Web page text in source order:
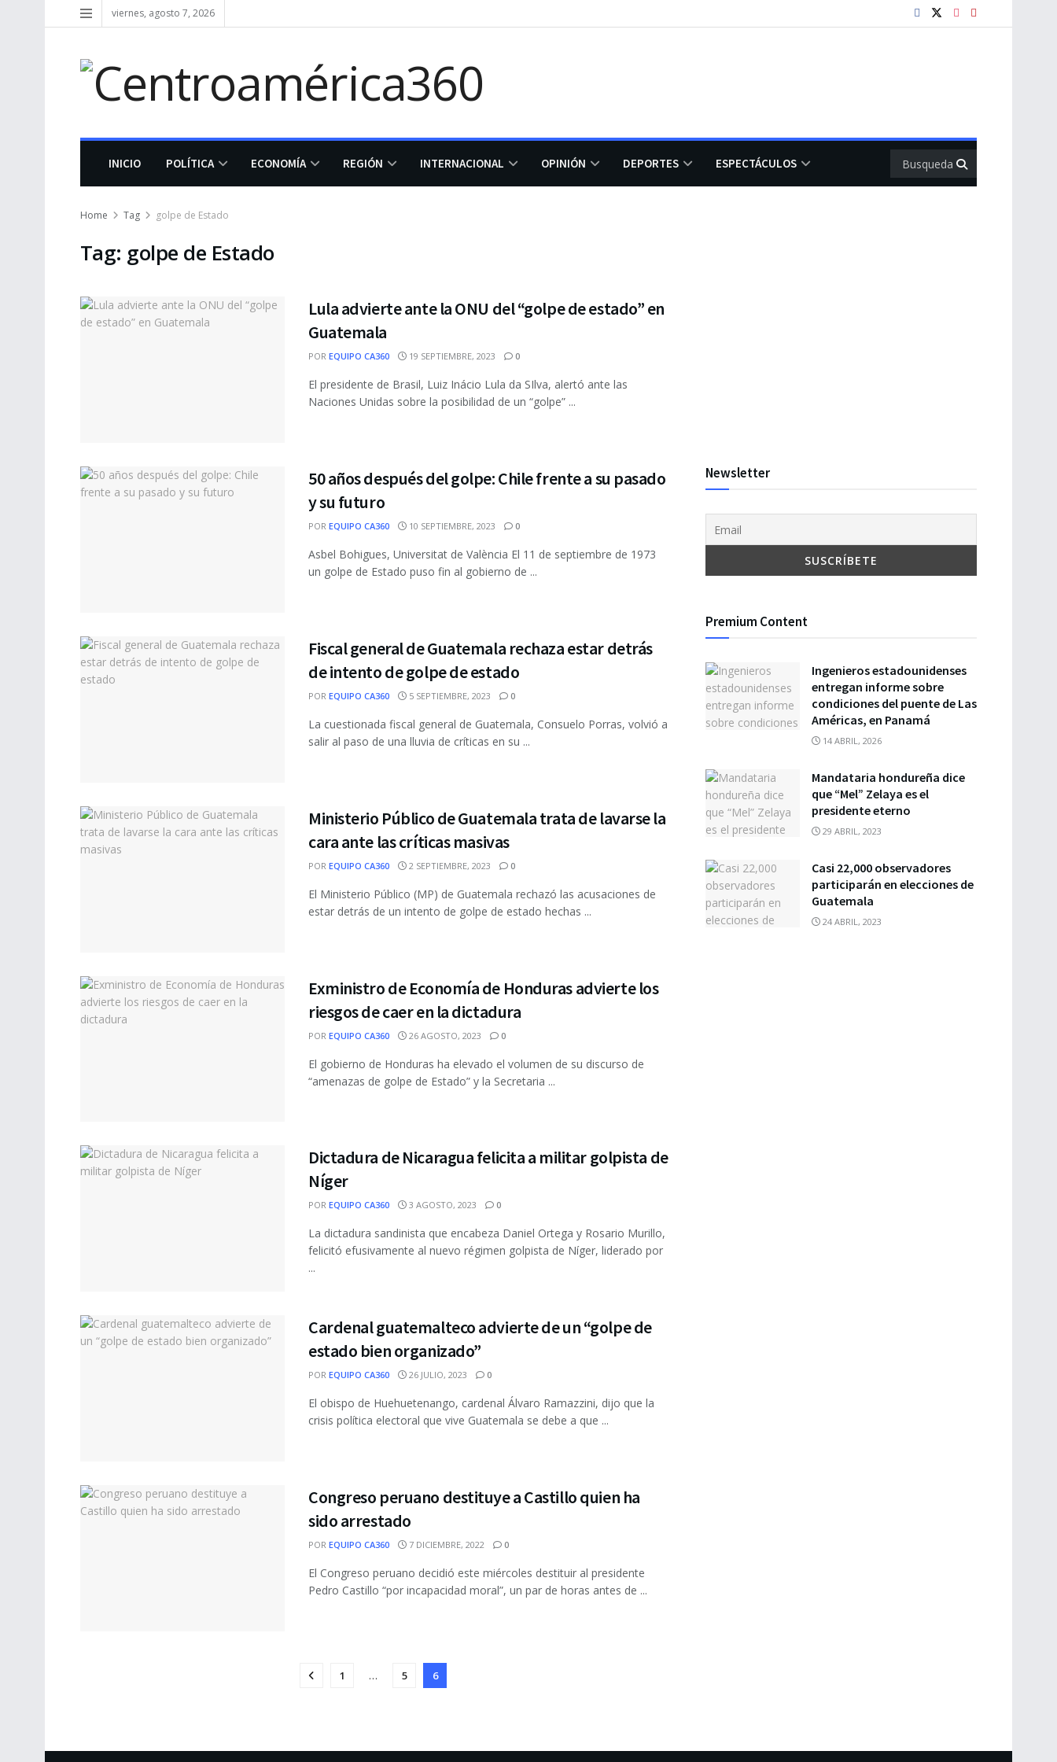
viernes, agosto 7, 2026
INICIO POLÍTICA ECONOMÍA REGIÓN INTERNACIONAL OPINIÓN DEPORTES ESPECTÁCULOS
Home Tag golpe de Estado
Tag: golpe de Estado
Lula advierte ante la ONU del “golpe de estado” en
Guatemala
POR EQUIPO CA360 19 SEPTIEMBRE, 2023 0
El presidente de Brasil, Luiz Inácio Lula da SIlva, alertó ante las
Naciones Unidas sobre la posibilidad de un “golpe” ...
50 años después del golpe: Chile frente a su pasado
y su futuro
POR EQUIPO CA360 10 SEPTIEMBRE, 2023 0
Asbel Bohigues, Universitat de València El 11 de septiembre de 1973
un golpe de Estado puso fin al gobierno de ...
Fiscal general de Guatemala rechaza estar detrás
de intento de golpe de estado
POR EQUIPO CA360 5 SEPTIEMBRE, 2023 0
La cuestionada fiscal general de Guatemala, Consuelo Porras, volvió a
salir al paso de una lluvia de críticas en su ...
Ministerio Público de Guatemala trata de lavarse la
cara ante las críticas masivas
POR EQUIPO CA360 2 SEPTIEMBRE, 2023 0
El Ministerio Público (MP) de Guatemala rechazó las acusaciones de
estar detrás de un intento de golpe de estado hechas ...
Exministro de Economía de Honduras advierte los
riesgos de caer en la dictadura
POR EQUIPO CA360 26 AGOSTO, 2023 0
El gobierno de Honduras ha elevado el volumen de su discurso de
“amenazas de golpe de Estado” y la Secretaria ...
Dictadura de Nicaragua felicita a militar golpista de
Níger
POR EQUIPO CA360 3 AGOSTO, 2023 0
La dictadura sandinista que encabeza Daniel Ortega y Rosario Murillo,
felicitó efusivamente al nuevo régimen golpista de Níger, liderado por
...
Cardenal guatemalteco advierte de un “golpe de
estado bien organizado”
POR EQUIPO CA360 26 JULIO, 2023 0
El obispo de Huehuetenango, cardenal Álvaro Ramazzini, dijo que la
crisis política electoral que vive Guatemala se debe a que ...
Congreso peruano destituye a Castillo quien ha
sido arrestado
POR EQUIPO CA360 7 DICIEMBRE, 2022 0
El Congreso peruano decidió este miércoles destituir al presidente
Pedro Castillo “por incapacidad moral”, un par de horas antes de ...
1 … 5 6
Newsletter
Premium Content
Ingenieros estadounidenses
entregan informe sobre
condiciones del puente de Las
Américas, en Panamá
14 ABRIL, 2026
Mandataria hondureña dice
que “Mel” Zelaya es el
presidente eterno
29 ABRIL, 2023
Casi 22,000 observadores
participarán en elecciones de
Guatemala
24 ABRIL, 2023